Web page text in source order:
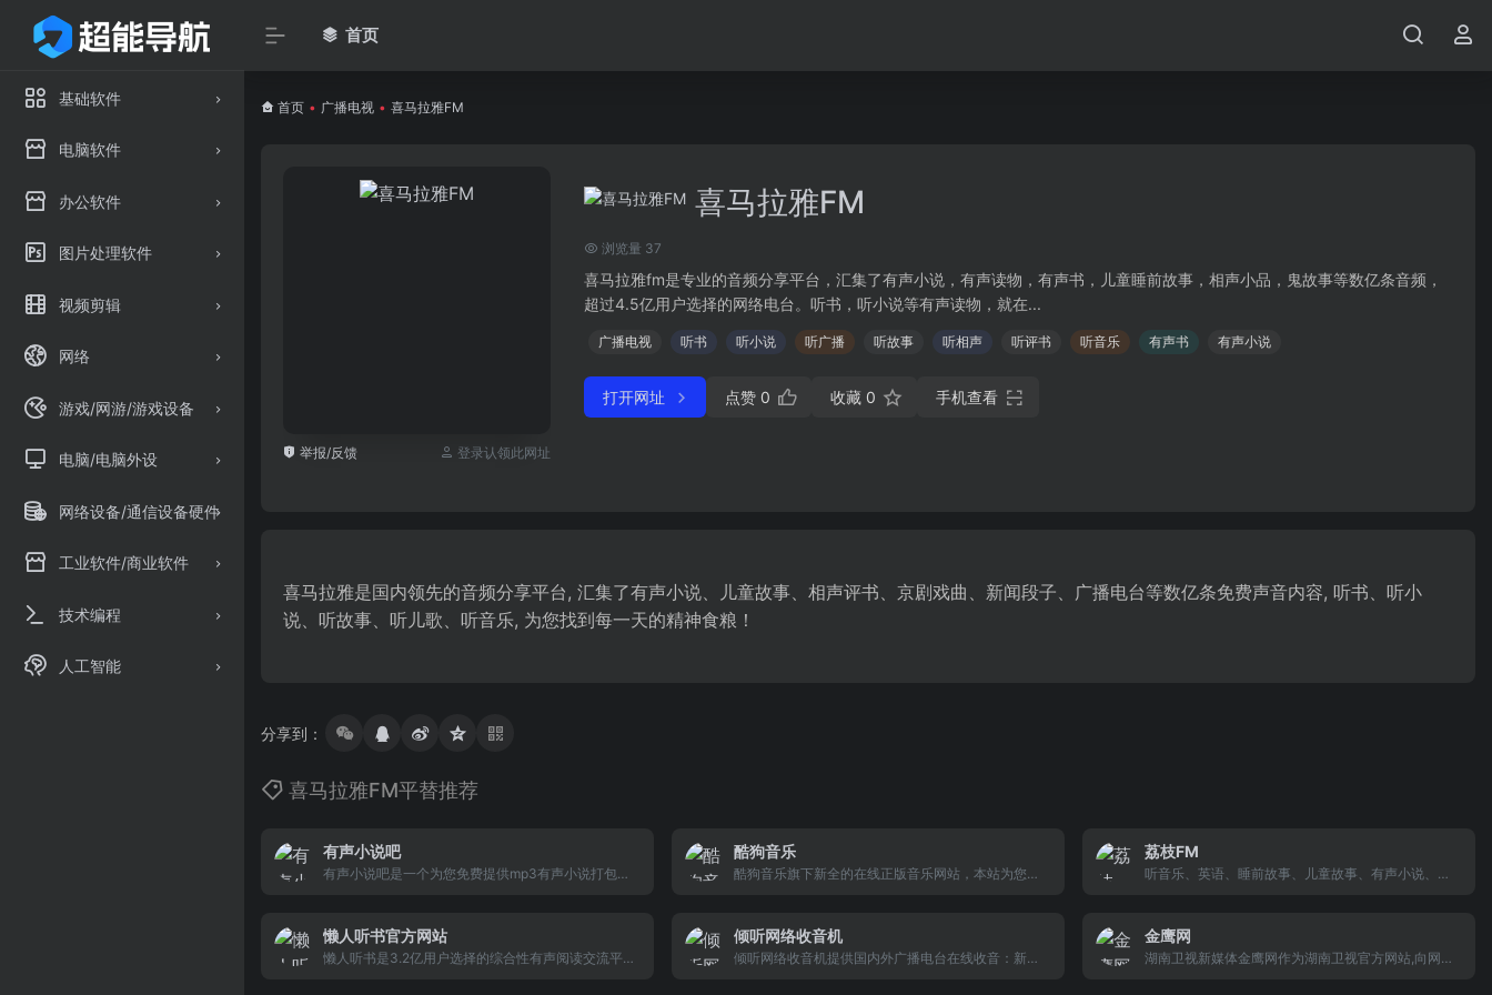
基础软件
电脑软件
办公软件
图片处理软件
视频剪辑
网络
游戏/网游/游戏设备
电脑/电脑外设
网络设备/通信设备硬件
工业软件/商业软件
技术编程
人工智能
首页
首页 • 广播电视 • 喜马拉雅FM
举报/反馈 登录认领此网址
喜马拉雅FM
浏览量 37
喜马拉雅fm是专业的音频分享平台，汇集了有声小说，有声读物，有声书，儿童睡前故事，相声小品，鬼故事等数亿条音频，
超过4.5亿用户选择的网络电台。听书，听小说等有声读物，就在...
广播电视 听书 听小说 听广播 听故事 听相声 听评书 听音乐 有声书 有声小说
打开网址 点赞 0 收藏 0 手机查看
喜马拉雅是国内领先的音频分享平台, 汇集了有声小说、儿童故事、相声评书、京剧戏曲、新闻段子、广播电台等数亿条免费声音内容, 听书、听小
说、听故事、听儿歌、听音乐, 为您找到每一天的精神食粮！
分享到：
喜马拉雅FM平替推荐
有声小说吧
有声小说吧是一个为您免费提供mp3有声小说打包下
的免费打包下载和在线收听平台.每天海量更新
酷狗音乐
酷狗音乐旗下新全的在线正版音乐网站，本站为您免
音乐在一起。
荔枝FM
听音乐、英语、睡前故事、儿童故事、有声小说、相
懒人听书官方网站
懒人听书是3.2亿用户选择的综合性有声阅读交流平
倾听网络收音机
倾听网络收音机提供国内外广播电台在线收音：新
金鹰网
湖南卫视新媒体金鹰网作为湖南卫视官方网站,向网民